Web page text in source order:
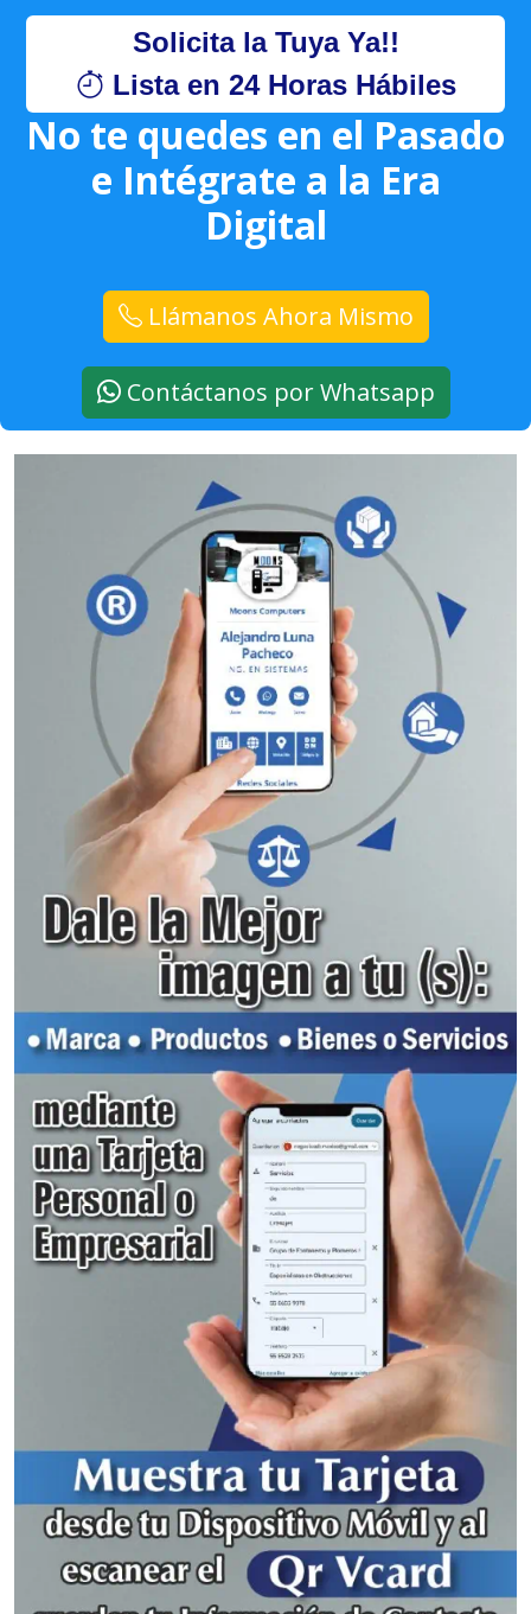
Solicita la Tuya Ya!!
Lista en 24 Horas Hábiles
No te quedes en el Pasado
e Intégrate a la Era
Digital
Llámanos Ahora Mismo
Contáctanos por Whatsapp